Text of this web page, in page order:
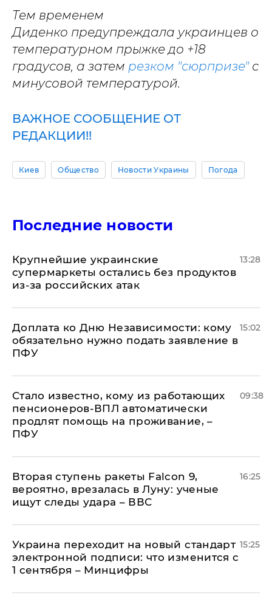
Тем временем
Диденко предупреждала украинцев о
температурном прыжке до +18
градусов, а затем резком "сюрпризе" с
минусовой температурой.
ВАЖНОЕ СООБЩЕНИЕ ОТ
РЕДАКЦИИ!!
Киев Общество Новости Украины Погода
Последние новости
Крупнейшие украинские
супермаркеты остались без продуктов
из-за российских атак
13:28
Доплата ко Дню Независимости: кому
обязательно нужно подать заявление в
ПФУ
15:02
Стало известно, кому из работающих
пенсионеров-ВПЛ автоматически
продлят помощь на проживание, –
ПФУ
09:38
Вторая ступень ракеты Falcon 9,
вероятно, врезалась в Луну: ученые
ищут следы удара – ВВС
16:25
Украина переходит на новый стандарт
электронной подписи: что изменится с
1 сентября – Минцифры
15:25